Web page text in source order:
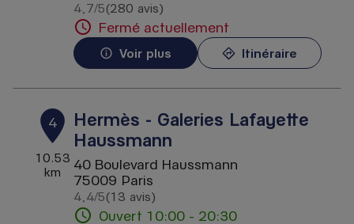
4,7/5 Note de 4.7 sur 5
(280 avis)
Fermé actuellement
Voir plus Itinéraire
4
10.53
km
Hermès - Galeries Lafayette
Haussmann
40 Boulevard Haussmann
75009 Paris
4,4/5 Note de 4.4 sur 5
(13 avis)
Ouvert 10:00 - 20:30